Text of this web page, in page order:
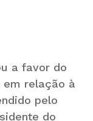
a favor do
relação à
pelo
do